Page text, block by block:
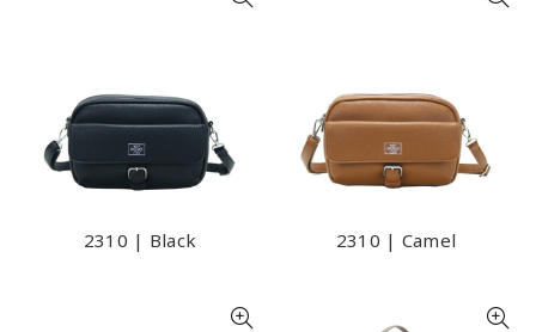
2310 | Black 2310 | Camel